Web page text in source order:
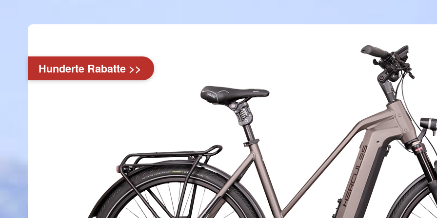
Hunderte Rabatte >>